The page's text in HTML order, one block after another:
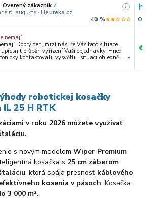
Overený zákazník ✓
6. augusta · Heureka.cz
i
40 %★★☆☆☆
nemají
situace
průběh vyřízení Vaší objednávky. Hned
kontaktovali, vysvětlili situaci ohledně
k dispozici ani u něj, museli jsme objednávku
Tým OZY.market
»
+
robotickej kosačky
25 H RTK
v roku 2026 môžete využívať
s novým modelom Wiper Premium
kosačka s 25 cm záberom
, ktorá spája presnosť káblového
kosenia v pásoch. Kosačka
3 000 m².